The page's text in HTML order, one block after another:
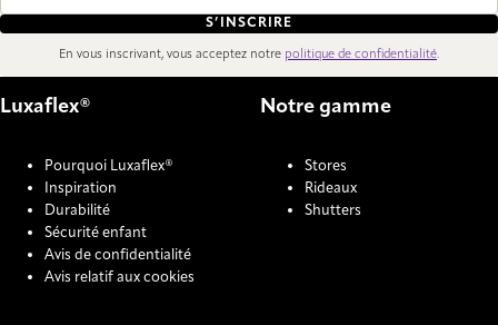
S’INSCRIRE
En vous inscrivant, vous acceptez notre politique de confidentialité.
Luxaflex®
Pourquoi Luxaflex®
Inspiration
Durabilité
Sécurité enfant
Avis de confidentialité
Avis relatif aux cookies
Notre gamme
Stores
Rideaux
Shutters